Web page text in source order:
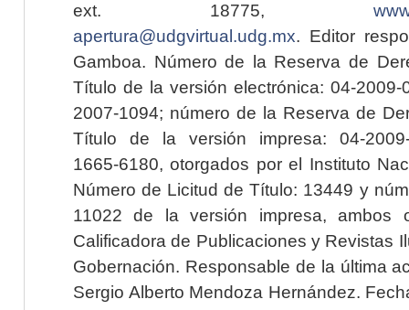
ext. 18775,
apertura@udgvirtual.udg.mx. Editor
Gamboa. Número de la Reserva de
Título de la versión electrónica: 04-2009-
2007-1094; número de la Reserva de
Título de la versión impresa: 04-2009-
1665-6180, otorgados por el Instituto
Número de Licitud de Título: 13449 y
11022 de la versión impresa, ambos
Calificadora de Publicaciones y Revistas
Gobernación. Responsable de la última
Sergio Alberto Mendoza Hernández.